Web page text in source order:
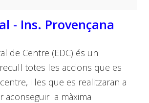
- Ins. Provençana
de Centre (EDC) és un
totes les accions que es
i les que es realitzaran a
aconseguir la màxima